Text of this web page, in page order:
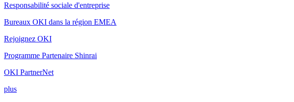
Responsabilité sociale d'entreprise
Bureaux OKI dans la région EMEA
Rejoignez OKI
Programme Partenaire Shinrai
OKI PartnerNet
plus